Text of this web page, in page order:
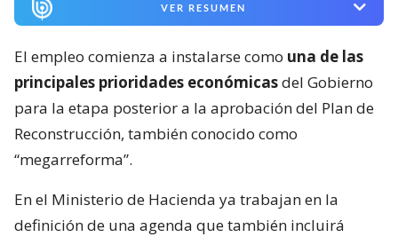
VER RESUMEN
El empleo comienza a instalarse como una de las
principales prioridades económicasdel Gobierno
para la etapa posterior a la aprobación del Plan de
Reconstrucción, también conocido como
“megarreforma”.
En el Ministerio de Hacienda ya trabajan en la
definición de una agenda que también incluirá